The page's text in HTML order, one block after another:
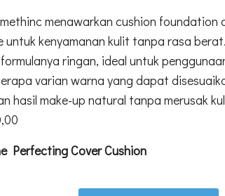
menawarkan cushion foundation
untuk kenyamanan kulit tanpa rasa
formulanya ringan, ideal untuk
varian warna yang dapat
hasil make-up natural tanpa merusak
Perfecting Cover Cushion